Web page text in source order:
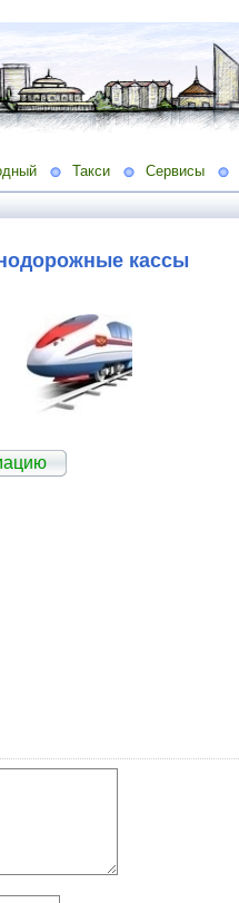
Такси Сервисы
кассы